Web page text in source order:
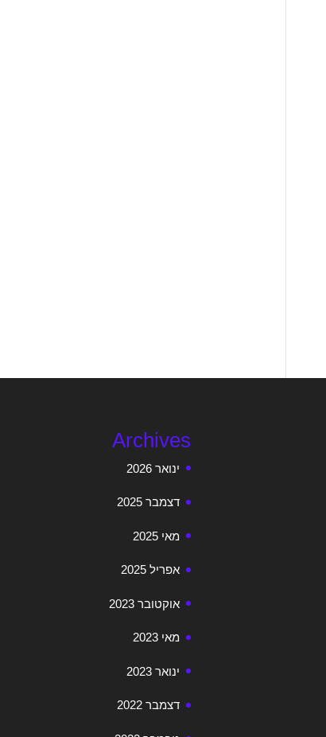
Archives
ינואר 2026
דצמבר 2025
מאי 2025
אפריל 2025
אוקטובר 2023
מאי 2023
ינואר 2023
דצמבר 2022